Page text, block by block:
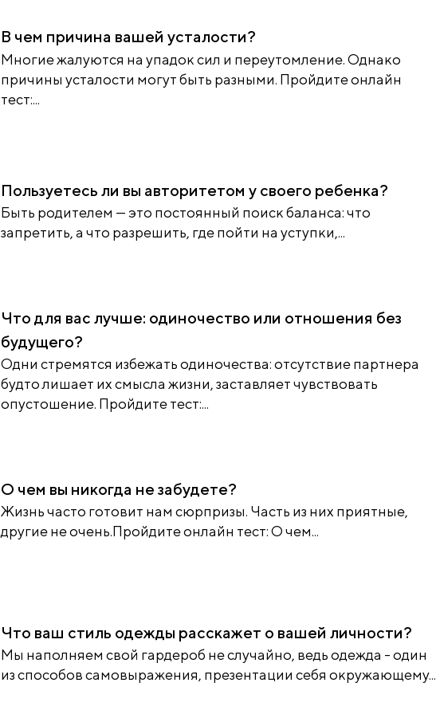
В чем причина вашей усталости?
Многие жалуются на упадок сил и переутомление. Однако
причины усталости могут быть разными. Пройдите онлайн
тест:...
Пользуетесь ли вы авторитетом у своего ребенка?
Быть родителем — это постоянный поиск баланса: что
запретить, а что разрешить, где пойти на уступки,...
Что для вас лучше: одиночество или отношения без
будущего?
Одни стремятся избежать одиночества: отсутствие партнера
будто лишает их смысла жизни, заставляет чувствовать
опустошение. Пройдите тест:...
О чем вы никогда не забудете?
Жизнь часто готовит нам сюрпризы. Часть из них приятные,
другие не очень.Пройдите онлайн тест: О чем...
Что ваш стиль одежды расскажет о вашей личности?
Мы наполняем свой гардероб не случайно, ведь одежда - один
из способов самовыражения, презентации себя окружающему...